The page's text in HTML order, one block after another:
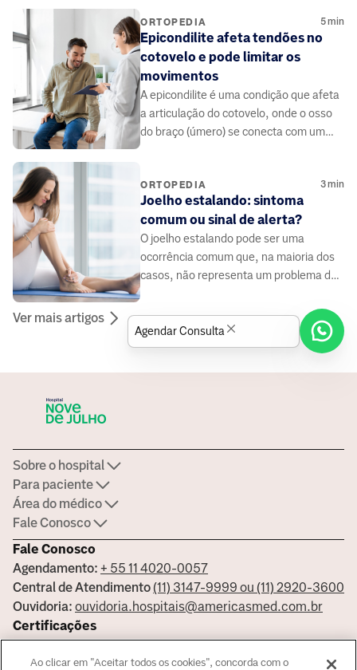
ORTOPEDIA 5min
Epicondilite afeta tendões no
cotovelo e pode limitar os
movimentos
A epicondilite é uma condição que afeta
a articulação do cotovelo, onde o osso
do braço (úmero) se conecta com um
ORTOPEDIA 3min
Joelho estalando: sintoma
comum ou sinal de alerta?
O joelho estalando pode ser uma
ocorrência comum que, na maioria dos
casos, não representa um problema de
Ver mais artigos
Fale Conosco
Agendamento: + 55 11 4020-0057
Central de Atendimento(11) 3147-9999 ou (11) 2920-3600
Ouvidoria: ouvidoria.hospitais@americasmed.com.br
Certificações
Sobre o hospital
Para paciente
Área do médico
Fale Conosco
Agendar Consulta
Ao clicar em "Aceitar todos os cookies", concorda com o